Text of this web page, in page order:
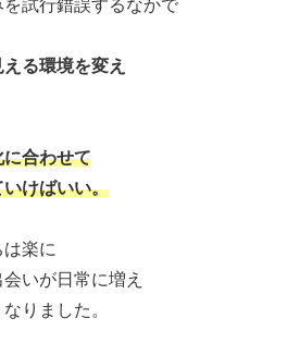
試行錯誤するなかで
る環境を変え
合わせて
けばいい。
楽に
いが日常に増え
りました。